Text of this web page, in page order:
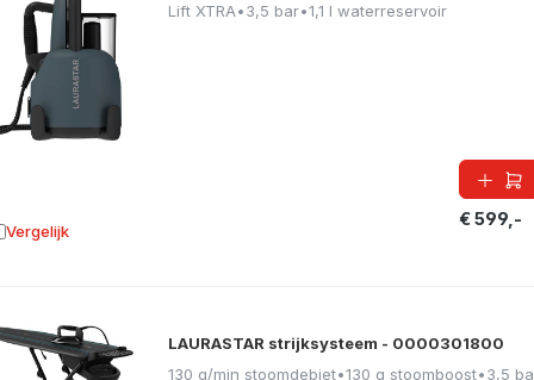
Lift XTRA•3,5 bar•1,1 l waterreservoir
€ 599,-
Vergelijk aan vergelijking
LAURASTAR strijksysteem - 0000301800
130 g/min stoomdebiet•130 g stoomboost•3,5